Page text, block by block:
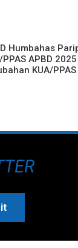
Humbahas
PPAS APBD
KUA/